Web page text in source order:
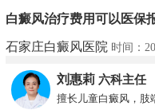
白癜风治疗费用可以医保
石家庄白癜风医院 时间：
刘惠莉 六科主任
擅长儿童白癜风，肢